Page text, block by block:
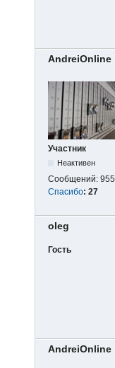
AndreiOnline
Участник
Неактивен
Сообщений: 955
Спасибо: 27
oleg
Гость
AndreiOnline